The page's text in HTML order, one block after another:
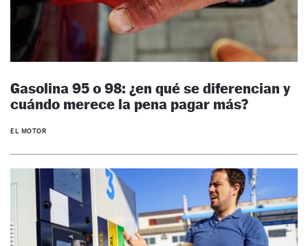
Gasolina 95 o 98: ¿en qué se diferencian y
cuándo merece la pena pagar más?
EL MOTOR